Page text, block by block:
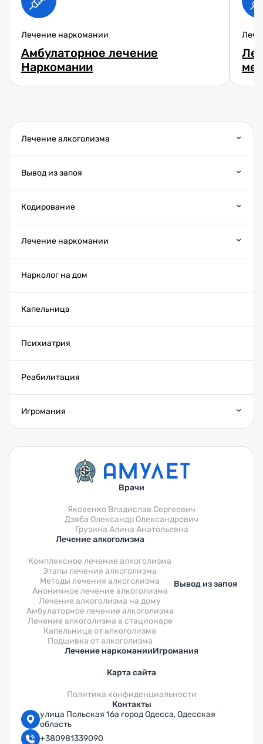
Лечение алкоголизма
Вывод из запоя
Кодирование
Лечение наркомании
Нарколог на дом
Капельница
Психиатрия
Реабилитация
Игромания
Лечение наркомании
Амбулаторное лечение
Наркомании
Врачи
Яковенко Владислав Сергеевич
Дзяба Олександр Олександрович
Грузина Алина Анатольевна
Лечение алкоголизма
Комплексное лечение алкоголизма
Этапы лечения алкоголизма
Методы лечения алкоголизма
Анонимное лечение алкоголизма
Лечение алкоголизма на дому
Амбулаторное лечение алкоголизма
Лечение алкоголизма в стационаре
Капельница от алкоголизма
Подшивка от алкоголизма
Вывод из запоя
Лечение наркоманииИгромания
Карта сайта
Политика конфиденциальности
Контакты
улица Польская 16а город Одесса, Одесская
область
+380981339090